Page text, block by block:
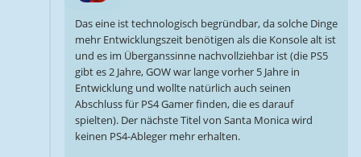
Das eine ist technologisch begründbar, da solche Dinge
mehr Entwicklungszeit benötigen als die Konsole alt ist
und es im Überganssinne nachvollziehbar ist (die PS5
gibt es 2 Jahre, GOW war lange vorher 5 Jahre in
Entwicklung und wollte natürlich auch seinen
Abschluss für PS4 Gamer finden, die es darauf
spielten). Der nächste Titel von Santa Monica wird
keinen PS4-Ableger mehr erhalten.